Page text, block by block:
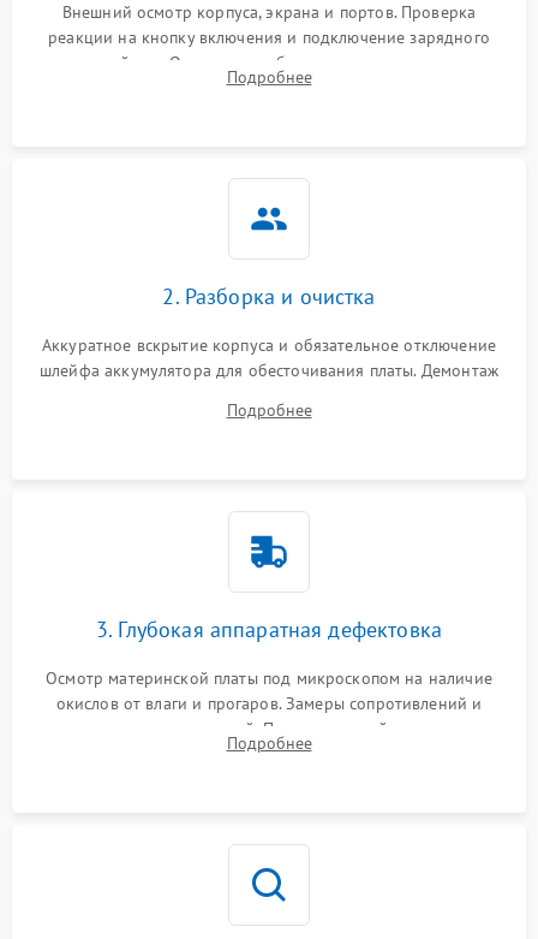
Внешний осмотр корпуса, экрана и портов. Проверка
реакции на кнопку включения и подключение зарядного
устройства. Оценка потребления тока с помощью
лабораторного блока питания для локализации проблемы.
Подробнее
2. Разборка и очистка
Аккуратное вскрытие корпуса и обязательное отключение
шлейфа аккумулятора для обесточивания платы. Демонтаж
высохшей термопасты с кристаллов чипов.
Подробнее
3. Глубокая аппаратная дефектовка
Осмотр материнской платы под микроскопом на наличие
окислов от влаги и прогаров. Замеры сопротивлений и
дежурных напряжений. Проверка цепей питания,
мультиконтроллера, процессора и видеочипа.
Подробнее